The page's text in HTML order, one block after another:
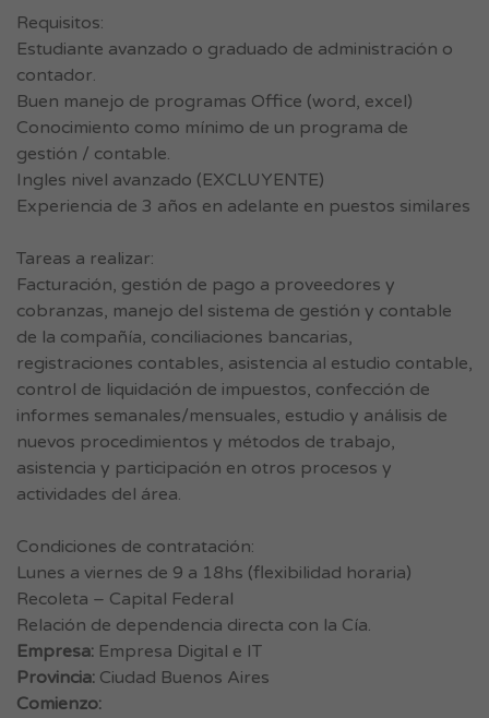
Requisitos:
Estudiante avanzado o graduado de administración o
contador.
Buen manejo de programas Office (word, excel)
Conocimiento como mínimo de un programa de
gestión / contable.
Ingles nivel avanzado (EXCLUYENTE)
Experiencia de 3 años en adelante en puestos similares
Tareas a realizar:
Facturación, gestión de pago a proveedores y
cobranzas, manejo del sistema de gestión y contable
de la compañía, conciliaciones bancarias,
registraciones contables, asistencia al estudio contable,
control de liquidación de impuestos, confección de
informes semanales/mensuales, estudio y análisis de
nuevos procedimientos y métodos de trabajo,
asistencia y participación en otros procesos y
actividades del área.
Condiciones de contratación:
Lunes a viernes de 9 a 18hs (flexibilidad horaria)
Recoleta – Capital Federal
Relación de dependencia directa con la Cía.
Empresa: Empresa Digital e IT
Provincia: Ciudad Buenos Aires
Comienzo: